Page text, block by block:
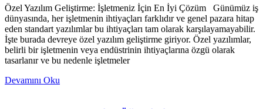
Özel Yazılım Geliştirme: İşletmeniz İçin En İyi Çözüm Günümüz iş
dünyasında, her işletmenin ihtiyaçları farklıdır ve genel pazara hitap
eden standart yazılımlar bu ihtiyaçları tam olarak karşılayamayabilir.
İşte burada devreye özel yazılım geliştirme giriyor. Özel yazılımlar,
belirli bir işletmenin veya endüstrinin ihtiyaçlarına özgü olarak
tasarlanır ve bu nedenle işletmeler
Devamını Oku